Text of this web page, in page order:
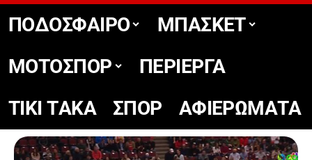
ΠΟΔΟΣΦΑΙΡΟ
ΜΠΑΣΚΕΤ
ΜΟΤΟΣΠΟΡ
ΠΕΡΙΕΡΓΑ
TIKΙ TΑΚΑ
ΣΠΟΡ ΑΦΙΕΡΩΜΑΤΑ